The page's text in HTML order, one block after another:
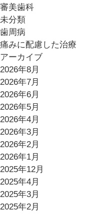
審美歯科
未分類
歯周病
痛みに配慮した治療
アーカイブ
2026年8月
2026年7月
2026年6月
2026年5月
2026年4月
2026年3月
2026年2月
2026年1月
2025年12月
2025年4月
2025年3月
2025年2月